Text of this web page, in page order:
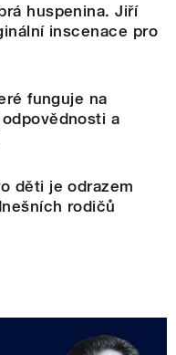
huspenina. Jiří
inscenace pro
funguje na
a
děti je odrazem
rodičů